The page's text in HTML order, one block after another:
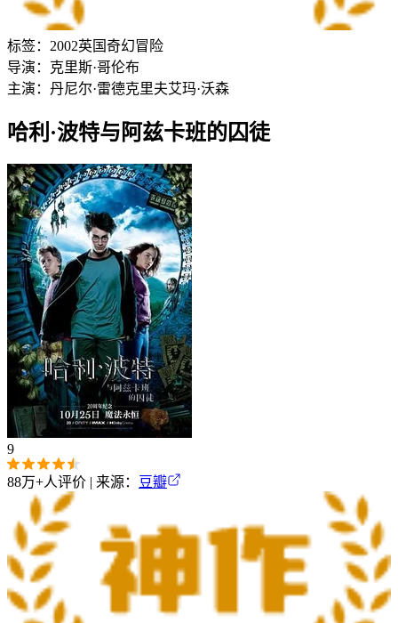
标签： 2002英国奇幻冒险
导演： 克里斯·哥伦布
主演： 丹尼尔·雷德克里夫艾玛·沃森
哈利·波特与阿兹卡班的囚徒
9
88万+人评价 | 来源： 豆瓣